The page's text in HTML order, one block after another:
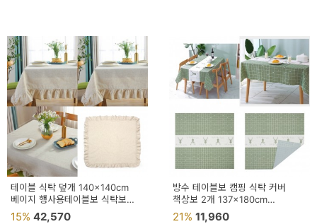
테이블 식탁 덮개 140x140cm
베이지 행사용테이블보 식탁보
캠핑식탁보
15% 42,570
방수 테이블보 캠핑 식탁 커버
책상보 2개 137x180cm
식탁테이블보 테이블커버
21% 11,960